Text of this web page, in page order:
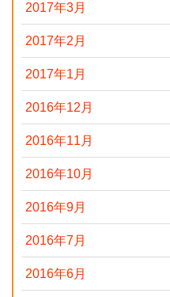
2017年3月
2017年2月
2017年1月
2016年12月
2016年11月
2016年10月
2016年9月
2016年7月
2016年6月